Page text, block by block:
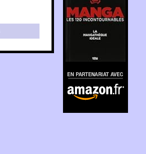
En partenariat avec
Amazon.fr